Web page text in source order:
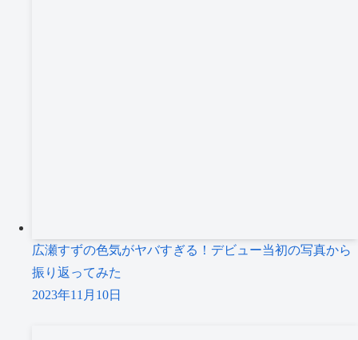
広瀬すずの色気がヤバすぎる！デビュー当初の写真から
振り返ってみた
2023年11月10日